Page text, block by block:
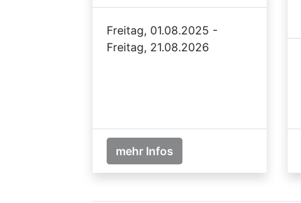
Freitag, 01.08.2025 -
Freitag, 21.08.2026
mehr Infos